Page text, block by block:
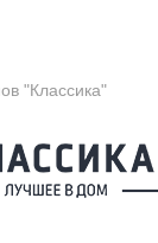
"Классика"